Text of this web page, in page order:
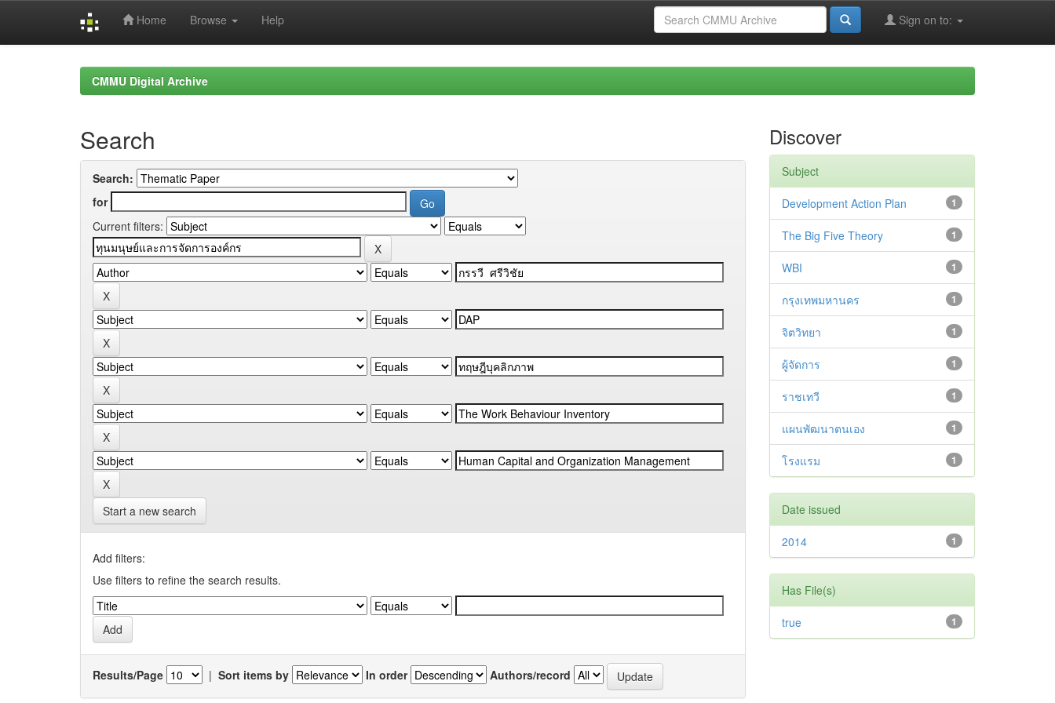
Home Browse Help Sign on to:
CMMU Digital Archive
Search
Search:
for
Current filters:
Start a new search
Add filters:
Use filters to refine the search results.
Results/Page | Sort items by In order Authors/record
Discover
Subject
1
Development Action Plan
1
The Big Five Theory
1
WBI
1
กรุงเทพมหานคร
1
จิตวิทยา
1
ผู้จัดการ
1
ราชเทวี
1
แผนพัฒนาตนเอง
1
โรงแรม
Date issued
1
2014
Has File(s)
1
true